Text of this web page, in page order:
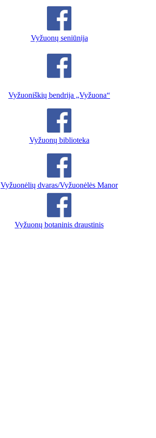
Vyžuonų seniūnija
Vyžuoniškių bendrija „Vyžuona“
Vyžuonų biblioteka
Vyžuonėlių dvaras/Vyžuonėlės Manor
Vyžuonų botaninis draustinis